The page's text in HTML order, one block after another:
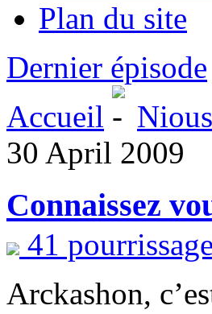
Plan du site
Dernier épisode
Accueil
30 April 2009
Connaissez
41
Arckashon,